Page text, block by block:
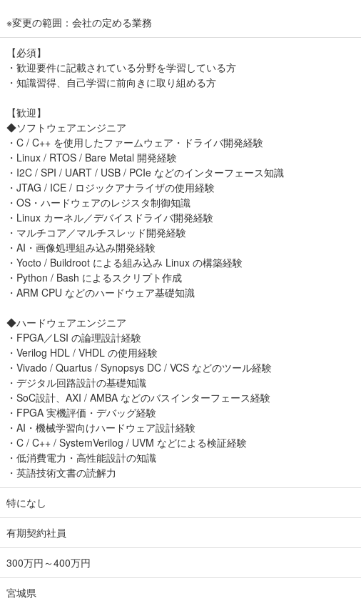
※変更の範囲：会社の定める業務
【必須】
・歓迎要件に記載されている分野を学習している方
・知識習得、自己学習に前向きに取り組める方
【歓迎】
◆ソフトウェアエンジニア
・C / C++ を使用したファームウェア・ドライバ開発経験
・Linux / RTOS / Bare Metal 開発経験
・I2C / SPI / UART / USB / PCIe などのインターフェース知識
・JTAG / ICE / ロジックアナライザの使用経験
・OS・ハードウェアのレジスタ制御知識
・Linux カーネル／デバイスドライバ開発経験
・マルチコア／マルチスレッド開発経験
・AI・画像処理組み込み開発経験
・Yocto / Buildroot による組み込み Linux の構築経験
・Python / Bash によるスクリプト作成
・ARM CPU などのハードウェア基礎知識
◆ハードウェアエンジニア
・FPGA／LSI の論理設計経験
・Verilog HDL / VHDL の使用経験
・Vivado / Quartus / Synopsys DC / VCS などのツール経験
・デジタル回路設計の基礎知識
・SoC設計、AXI / AMBA などのバスインターフェース経験
・FPGA 実機評価・デバッグ経験
・AI・機械学習向けハードウェア設計経験
・C / C++ / SystemVerilog / UVM などによる検証経験
・低消費電力・高性能設計の知識
・英語技術文書の読解力
特になし
有期契約社員
300万円～400万円
宮城県